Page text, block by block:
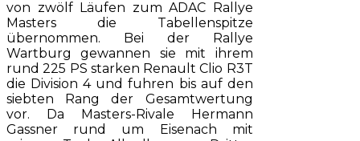
von zwölf Läufen zum ADAC Rallye
Masters die Tabellenspitze
übernommen. Bei der Rallye
Wartburg gewannen sie mit ihrem
rund 225 PS starken Renault Clio R3T
die Division 4 und fuhren bis auf den
siebten Rang der Gesamtwertung
vor. Da Masters-Rivale Hermann
Gassner rund um Eisenach mit